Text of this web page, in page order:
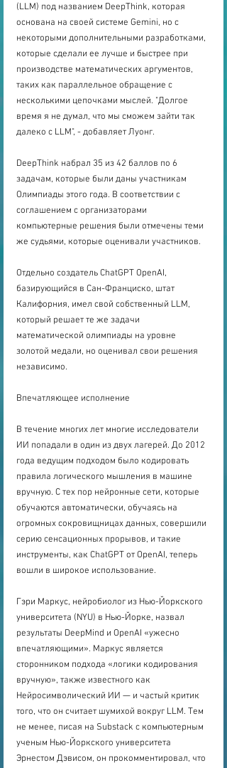
(LLM) под названием DeepThink, которая
основана на своей системе Gemini, но с
некоторыми дополнительными разработками,
которые сделали ее лучше и быстрее при
производстве математических аргументов,
таких как параллельное обращение с
несколькими цепочками мыслей. "Долгое
время я не думал, что мы сможем зайти так
далеко с LLM", - добавляет Луонг.
DeepThink набрал 35 из 42 баллов по 6
задачам, которые были даны участникам
Олимпиады этого года. В соответствии с
соглашением с организаторами
компьютерные решения были отмечены теми
же судьями, которые оценивали участников.
Отдельно создатель ChatGPT OpenAI,
базирующийся в Сан-Франциско, штат
Калифорния, имел свой собственный LLM,
который решает те же задачи
математической олимпиады на уровне
золотой медали, но оценивал свои решения
независимо.
Впечатляющее исполнение
В течение многих лет многие исследователи
ИИ попадали в один из двух лагерей. До 2012
года ведущим подходом было кодировать
правила логического мышления в машине
вручную. С тех пор нейронные сети, которые
обучаются автоматически, обучаясь на
огромных сокровищницах данных, совершили
серию сенсационных прорывов, и такие
инструменты, как ChatGPT от OpenAI, теперь
вошли в широкое использование.
Гэри Маркус, нейробиолог из Нью-Йоркского
университета (NYU) в Нью-Йорке, назвал
результаты DeepMind и OpenAI «ужесно
впечатляющими». Маркус является
сторонником подхода «логики кодирования
вручную», также известного как
Нейросимволический ИИ — и частый критик
того, что он считает шумихой вокруг LLM. Тем
не менее, писая на Substack с компьютерным
ученым Нью-Йоркского университета
Эрнестом Дэвисом, он прокомментировал, что